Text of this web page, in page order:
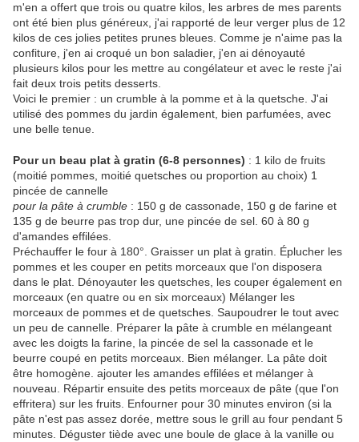
m'en a offert que trois ou quatre kilos, les arbres de mes parents
ont été bien plus généreux, j'ai rapporté de leur verger plus de 12
kilos de ces jolies petites prunes bleues. Comme je n'aime pas la
confiture, j'en ai croqué un bon saladier, j'en ai dénoyauté
plusieurs kilos pour les mettre au congélateur et avec le reste j'ai
fait deux trois petits desserts.
Voici le premier : un crumble à la pomme et à la quetsche. J'ai
utilisé des pommes du jardin également, bien parfumées, avec
une belle tenue.
Pour un beau plat à gratin (6-8 personnes) : 1 kilo de fruits
(moitié pommes, moitié quetsches ou proportion au choix) 1
pincée de cannelle
pour la pâte à crumble : 150 g de cassonade, 150 g de farine et
135 g de beurre pas trop dur, une pincée de sel. 60 à 80 g
d'amandes effilées.
Préchauffer le four à 180°. Graisser un plat à gratin. Éplucher les
pommes et les couper en petits morceaux que l'on disposera
dans le plat. Dénoyauter les quetsches, les couper également en
morceaux (en quatre ou en six morceaux) Mélanger les
morceaux de pommes et de quetsches. Saupoudrer le tout avec
un peu de cannelle. Préparer la pâte à crumble en mélangeant
avec les doigts la farine, la pincée de sel la cassonade et le
beurre coupé en petits morceaux. Bien mélanger. La pâte doit
être homogène. ajouter les amandes effilées et mélanger à
nouveau. Répartir ensuite des petits morceaux de pâte (que l'on
effritera) sur les fruits. Enfourner pour 30 minutes environ (si la
pâte n'est pas assez dorée, mettre sous le grill au four pendant 5
minutes. Déguster tiède avec une boule de glace à la vanille ou